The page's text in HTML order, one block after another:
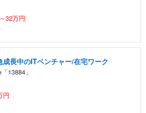
32万円
長中のITベンチャー/在宅ワーク
13884」
円